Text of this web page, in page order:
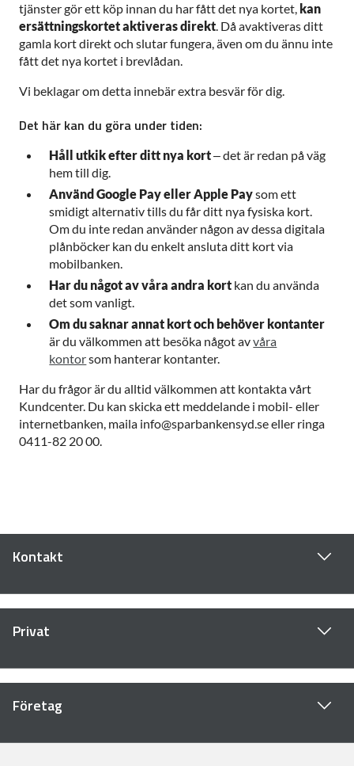
tjänster gör ett köp innan du har fått det nya kortet, kan
ersättningskortet aktiveras direkt. Då avaktiveras ditt
gamla kort direkt och slutar fungera, även om du ännu inte
fått det nya kortet i brevlådan.
Vi beklagar om detta innebär extra besvär för dig.
Det här kan du göra under tiden:
Håll utkik efter ditt nya kort– det är redan på väg
hem till dig.
Använd Google Pay eller Apple Paysom ett
smidigt alternativ tills du får ditt nya fysiska kort.
Om du inte redan använder någon av dessa digitala
plånböcker kan du enkelt ansluta ditt kort via
mobilbanken.
Har du något av våra andra kort kan du använda
det som vanligt.
Om du saknar annat kort och behöver kontanter
är du välkommen att besöka något avvåra
kontorsom hanterar kontanter.
Har du frågor är du alltid välkommen att kontakta vårt
Kundcenter. Du kan skicka ett meddelande i mobil- eller
internetbanken, maila info@sparbankensyd.se eller ringa
0411-82 20 00.
Kontakt
Privat
Företag